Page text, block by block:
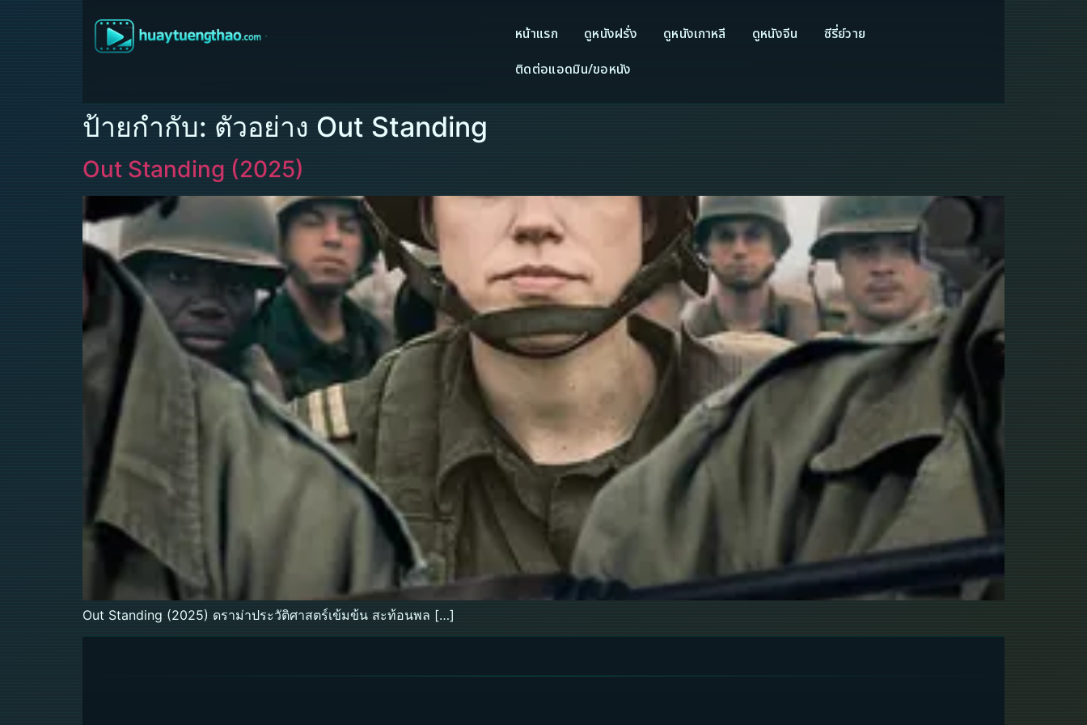
หน้าแรก ดูหนังฝรั่ง ดูหนังเกาหลี ดูหนังจีน
ซีรี่ย์วาย
ติดต่อแอดมิน/ขอหนัง
ป้ายกำกับ: ตัวอย่าง Out Standing
Out Standing (2025)
Out Standing (2025) ดราม่าประวัติศาสตร์เข้มข้น สะท้อนพล […]